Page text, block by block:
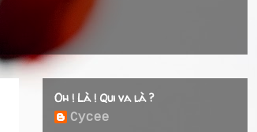
Oh ! Là ! Qui va là ?
Cycee